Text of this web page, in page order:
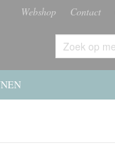
Webshop Contact